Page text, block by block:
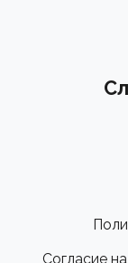
Согласие